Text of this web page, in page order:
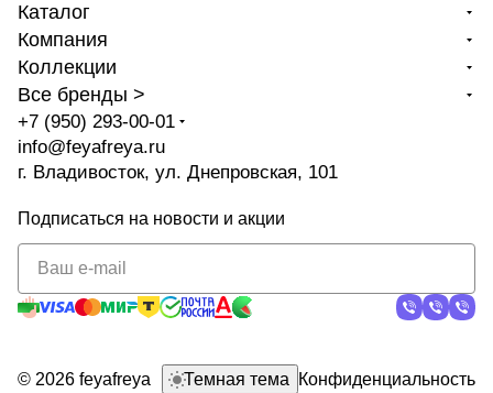
Каталог
Компания
Коллекции
Все бренды >
+7 (950) 293-00-01
info@feyafreya.ru
г. Владивосток, ул. Днепровская, 101
Подписаться на новости и акции
© 2026 feyafreya Темная тема Конфиденциальность